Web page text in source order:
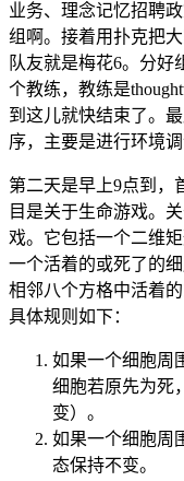
业务、理念记忆招聘
组啊。接着用扑克把
队友就是梅花6。分好
个教练，教练是
到这儿就快结束了。
序，主要是进行环境
第二天是早上9点到，
目是关于生命游戏。
戏。它包括一个二维
一个活着的或死了的
相邻八个方格中活着
具体规则如下：
如果一个细胞周
细胞若原先为死
变）。
如果一个细胞周
态保持不变。